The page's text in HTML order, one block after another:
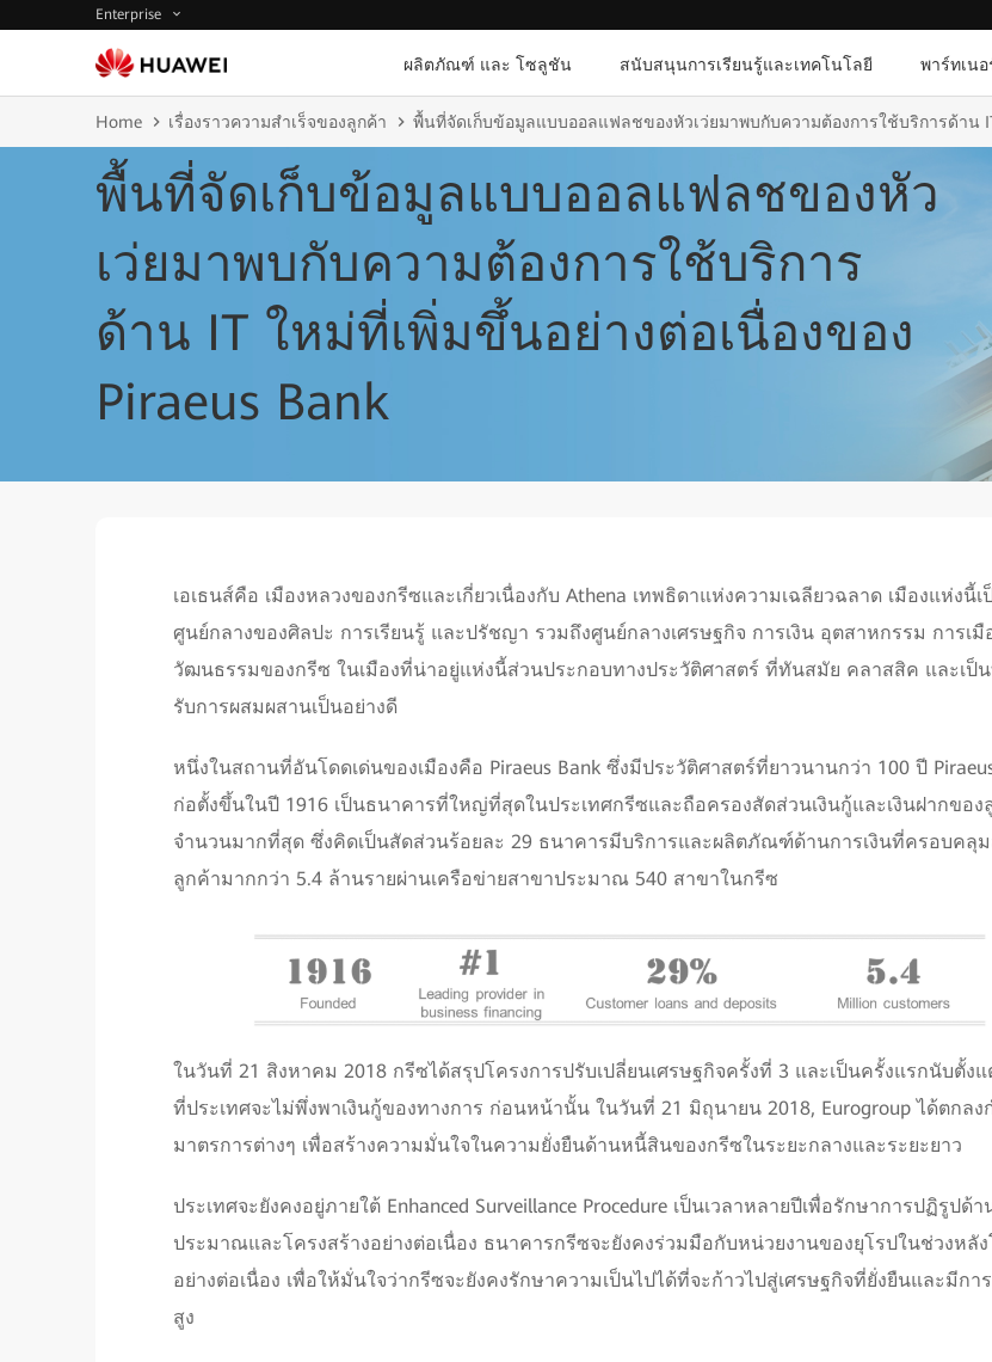
Enterprise
ผลิตภัณฑ์ และ โซลูชัน สนับสนุนการเรียนรู้และเทคโนโลยี พาร์ทเนอ
Home เรื่องราวความสำเร็จของลูกค้า พื้นที่จัดเก็บข้อมูลแบบออลแฟลชของหัวเว่ยมาพบกับความต้องการใช้บริการด้าน
พื้นที่จัดเก็บข้อมูลแบบออลแฟลชของหัว
เว่ยมาพบกับความต้องการใช้บริการ
ด้าน IT ใหม่ที่เพิ่มขึ้นอย่างต่อเนื่องของ
Piraeus Bank
เอเธนส์คือ เมืองหลวงของกรีซและเกี่ยวเนื่องกับ Athena เทพธิดาแห่งความเฉลียวฉลาด เมืองแห่งนี้เ
ศูนย์กลางของศิลปะ การเรียนรู้ และปรัชญา รวมถึงศูนย์กลางเศรษฐกิจ การเงิน อุตสาหกรรม การเมื
วัฒนธรรมของกรีซ ในเมืองที่น่าอยู่แห่งนี้ส่วนประกอบทางประวัติศาสตร์ ที่ทันสมัย คลาสสิค และเป็
รับการผสมผสานเป็นอย่างดี
หนึ่งในสถานที่อันโดดเด่นของเมืองคือ Piraeus Bank ซึ่งมีประวัติศาสตร์ที่ยาวนานกว่า 100 ปี
ก่อตั้งขึ้นในปี 1916 เป็นธนาคารที่ใหญ่ที่สุดในประเทศกรีซและถือครองสัดส่วนเงินกู้และเงินฝากของ
จำนวนมากที่สุด ซึ่งคิดเป็นสัดส่วนร้อยละ 29 ธนาคารมีบริการและผลิตภัณฑ์ด้านการเงินที่ครอบคลุ
ลูกค้ามากกว่า 5.4 ล้านรายผ่านเครือข่ายสาขาประมาณ 540 สาขาในกรีซ
ในวันที่ 21 สิงหาคม 2018 กรีซได้สรุปโครงการปรับเปลี่ยนเศรษฐกิจครั้งที่ 3 และเป็นครั้งแรกนับตั้งแ
ที่ประเทศจะไม่พึ่งพาเงินกู้ของทางการ ก่อนหน้านั้น ในวันที่ 21 มิถุนายน 2018, Eurogroup ได้ตกลง
มาตรการต่างๆ เพื่อสร้างความมั่นใจในความยั่งยืนด้านหนี้สินของกรีซในระยะกลางและระยะยาว
ประเทศจะยังคงอยู่ภายใต้ Enhanced Surveillance Procedure เป็นเวลาหลายปีเพื่อรักษาการปฏิรูปด้า
ประมาณและโครงสร้างอย่างต่อเนื่อง ธนาคารกรีซจะยังคงร่วมมือกับหน่วยงานของยุโรปในช่วงหลัง
อย่างต่อเนื่อง เพื่อให้มั่นใจว่ากรีซจะยังคงรักษาความเป็นไปได้ที่จะก้าวไปสู่เศรษฐกิจที่ยั่งยืนและมีกา
สูง